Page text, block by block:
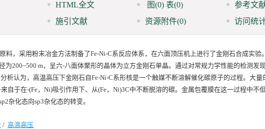
HTML全文 图(0) 表(0) 参考文
施引文献 资源附件(0) 访问统
料，采用粉末冶金方法制备了Fe-Ni-C系反应体系，在六面顶压机上进行了金刚石合成实验
为200~500 m，呈六-八面体聚形的晶体为立方金刚石单晶。通过对常规力学性能的检测发
析认为，高温高压下金刚石自Fe-Ni-C系形核是一个触媒不断溶解催化碳原子的过程。大量
自于在-(Fe，Ni)吸引作用下、从(Fe，Ni)3C中不断脱溶的碳。金属包覆膜在这一过程中不
杂化态向sp3杂化态的转变。
/ 高温高压